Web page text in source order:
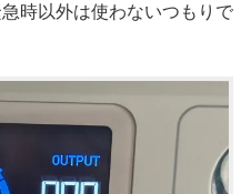
時以外は使わないつもりで